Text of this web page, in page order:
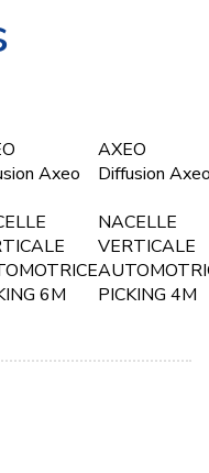
Axeo
6M
AXEO
Diffusion
NACELLE
VERTICALE
PICKING 4M